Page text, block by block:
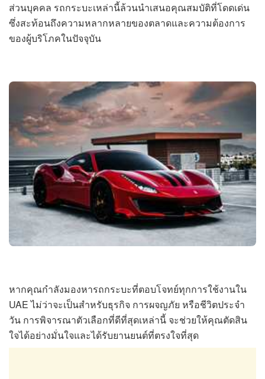
ส่วนบุคคล รถกระบะเหล่านี้ล้วนนำเสนอคุณสมบัติที่โดดเด่น
ซึ่งสะท้อนถึงความหลากหลายของตลาดและความต้องการ
ของผู้บริโภคในปัจจุบัน
หากคุณกำลังมองหารถกระบะที่ตอบโจทย์ทุกการใช้งานใน
UAE ไม่ว่าจะเป็นสำหรับธุรกิจ การผจญภัย หรือชีวิตประจำ
วัน การพิจารณาตัวเลือกที่ดีที่สุดเหล่านี้ จะช่วยให้คุณตัดสิน
ใจได้อย่างมั่นใจและได้รับยานยนต์ที่ตรงใจที่สุด